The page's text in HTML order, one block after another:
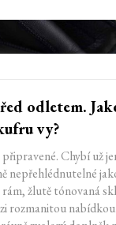
odletem.
vy?
Chybí už
nepřehlédnutelné
žlutě tónovaná
rozmanitou nabídkou